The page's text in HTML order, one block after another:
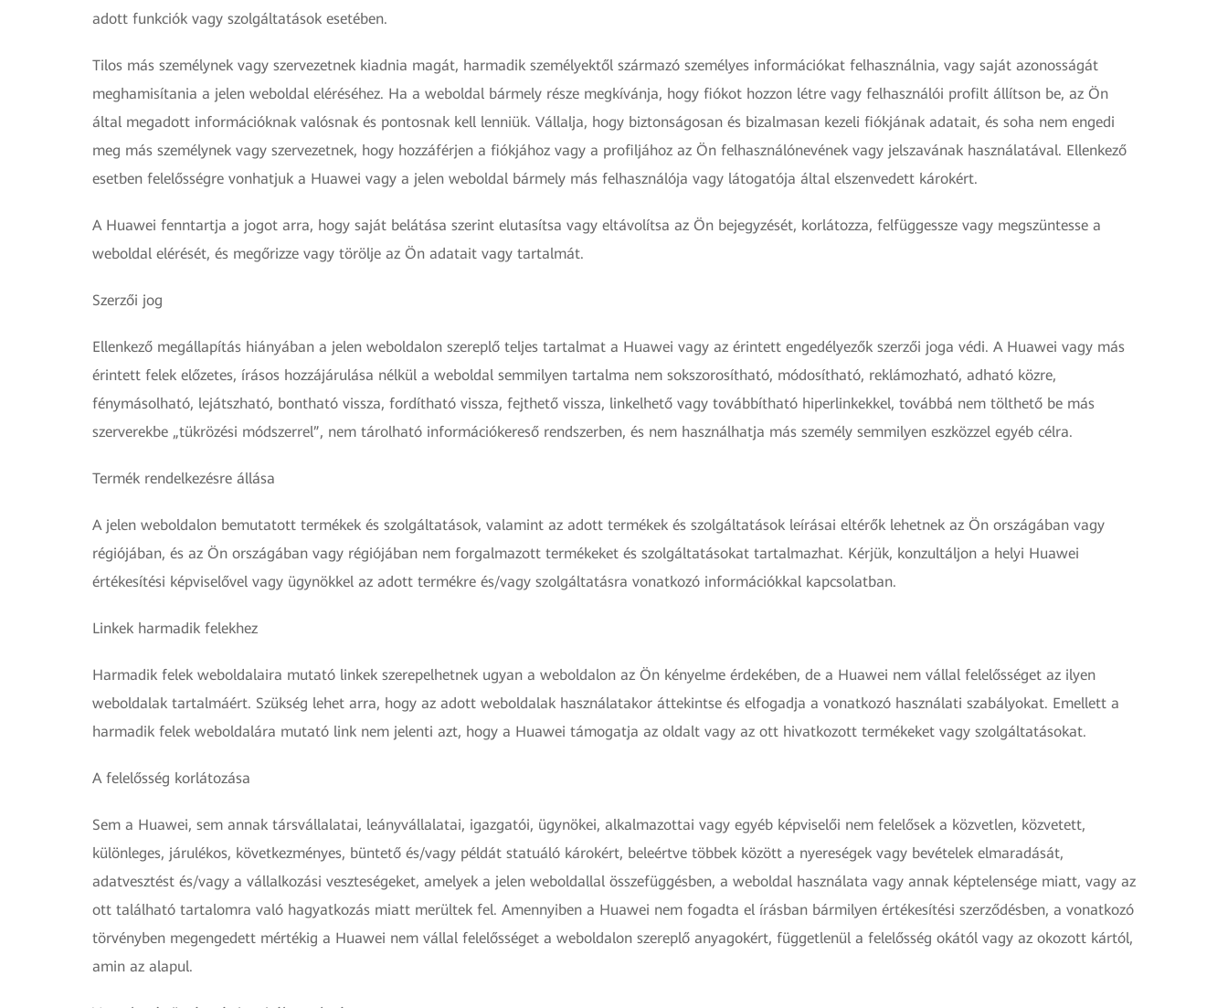
adott funkciók vagy szolgáltatások esetében.
Tilos más személynek vagy szervezetnek kiadnia magát, harmadik személyektől származó személyes információkat felhasználnia, vagy saját azonosságát
meghamisítania a jelen weboldal eléréséhez. Ha a weboldal bármely része megkívánja, hogy fiókot hozzon létre vagy felhasználói profilt állítson be, az Ön
által megadott információknak valósnak és pontosnak kell lenniük. Vállalja, hogy biztonságosan és bizalmasan kezeli fiókjának adatait, és soha nem engedi
meg más személynek vagy szervezetnek, hogy hozzáférjen a fiókjához vagy a profiljához az Ön felhasználónevének vagy jelszavának használatával. Ellenkező
esetben felelősségre vonhatjuk a Huawei vagy a jelen weboldal bármely más felhasználója vagy látogatója által elszenvedett károkért.
A Huawei fenntartja a jogot arra, hogy saját belátása szerint elutasítsa vagy eltávolítsa az Ön bejegyzését, korlátozza, felfüggessze vagy megszüntesse a
weboldal elérését, és megőrizze vagy törölje az Ön adatait vagy tartalmát.
Szerzői jog
Ellenkező megállapítás hiányában a jelen weboldalon szereplő teljes tartalmat a Huawei vagy az érintett engedélyezők szerzői joga védi. A Huawei vagy más
érintett felek előzetes, írásos hozzájárulása nélkül a weboldal semmilyen tartalma nem sokszorosítható, módosítható, reklámozható, adható közre,
fénymásolható, lejátszható, bontható vissza, fordítható vissza, fejthető vissza, linkelhető vagy továbbítható hiperlinkekkel, továbbá nem tölthető be más
szerverekbe „tükrözési módszerrel”, nem tárolható információkereső rendszerben, és nem használhatja más személy semmilyen eszközzel egyéb célra.
Termék rendelkezésre állása
A jelen weboldalon bemutatott termékek és szolgáltatások, valamint az adott termékek és szolgáltatások leírásai eltérők lehetnek az Ön országában vagy
régiójában, és az Ön országában vagy régiójában nem forgalmazott termékeket és szolgáltatásokat tartalmazhat. Kérjük, konzultáljon a helyi Huawei
értékesítési képviselővel vagy ügynökkel az adott termékre és/vagy szolgáltatásra vonatkozó információkkal kapcsolatban.
Linkek harmadik felekhez
Harmadik felek weboldalaira mutató linkek szerepelhetnek ugyan a weboldalon az Ön kényelme érdekében, de a Huawei nem vállal felelősséget az ilyen
weboldalak tartalmáért. Szükség lehet arra, hogy az adott weboldalak használatakor áttekintse és elfogadja a vonatkozó használati szabályokat. Emellett a
harmadik felek weboldalára mutató link nem jelenti azt, hogy a Huawei támogatja az oldalt vagy az ott hivatkozott termékeket vagy szolgáltatásokat.
A felelősség korlátozása
Sem a Huawei, sem annak társvállalatai, leányvállalatai, igazgatói, ügynökei, alkalmazottai vagy egyéb képviselői nem felelősek a közvetlen, közvetett,
különleges, járulékos, következményes, büntető és/vagy példát statuáló károkért, beleértve többek között a nyereségek vagy bevételek elmaradását,
adatvesztést és/vagy a vállalkozási veszteségeket, amelyek a jelen weboldallal összefüggésben, a weboldal használata vagy annak képtelensége miatt, vagy az
ott található tartalomra való hagyatkozás miatt merültek fel. Amennyiben a Huawei nem fogadta el írásban bármilyen értékesítési szerződésben, a vonatkozó
törvényben megengedett mértékig a Huawei nem vállal felelősséget a weboldalon szereplő anyagokért, függetlenül a felelősség okától vagy az okozott kártól,
amin az alapul.